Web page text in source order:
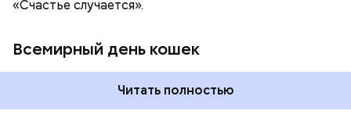
«Счастье случается».
Всемирный день кошек
Читать полностью
Международный день холостяка